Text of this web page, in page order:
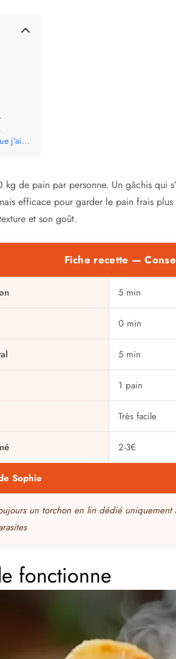
j'ai…
de pain par personne. Un gâchis qui
efficace pour garder le pain frais
et son goût.
Fiche recette —
5 min
0 min
5 min
1 pain
Très facile
2-3€
Sophie
un torchon en lin dédié
fonctionne